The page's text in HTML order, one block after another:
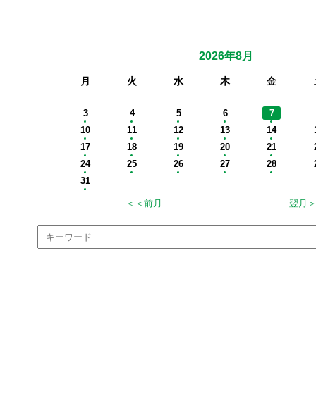
2026年8月
月 火 水 木 金